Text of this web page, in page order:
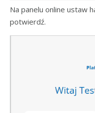
Na panelu online ustaw
potwierdź.